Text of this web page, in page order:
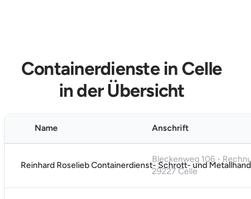
Containerdienste in Celle
in der Übersicht
Name Anschrift
Reinhard Roselieb Containerdienst- Schrott- und
Bleckenweg 106 -
29227 Celle